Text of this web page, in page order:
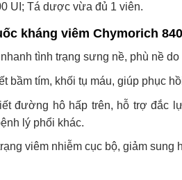
UI; Tá dược vừa đủ 1 viên.
kháng viêm Chymorich
tình trạng sưng nề, phù nề
bầm tím, khối tụ máu, giúp phục
đường hô hấp trên, hỗ trợ đắc
lý phổi khác.
viêm nhiễm cục bộ, giảm